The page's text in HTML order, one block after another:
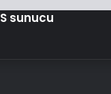
sunucu